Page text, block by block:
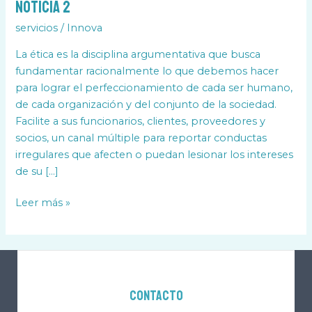
Noticia 2
servicios / Innova
La ética es la disciplina argumentativa que busca
fundamentar racionalmente lo que debemos hacer
para lograr el perfeccionamiento de cada ser humano,
de cada organización y del conjunto de la sociedad.
Facilite a sus funcionarios, clientes, proveedores y
socios, un canal múltiple para reportar conductas
irregulares que afecten o puedan lesionar los intereses
de su […]
Leer más »
Contacto